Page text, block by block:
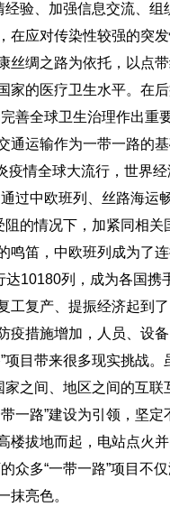
验、加强信息交流、
应对传染性较强的突
绸之路为依托，以点
的医疗卫生水平。在
善全球卫生治理作出重
通运输作为一带一路的
情全球大流行，世界
过中欧班列、丝路海运
的情况下，加紧同相
笛，中欧班列成为了
10180列，成为各国携
复产、提振经济起到了
疫措施增加，人员、设
目带来很多现实挑战
之间、地区之间的互
一路”建设为引领，坚
楼拔地而起，电站点火
众多“一带一路”项目不
抹亮色。